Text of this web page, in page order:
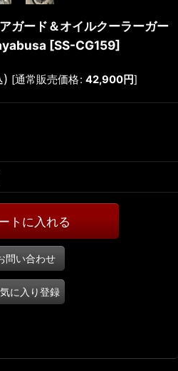
ガード＆オイルクーラーガー
[SS-CG159]
) [通常販売価格: 42,900円]
トに入れる
問い合わせ
に入り登録